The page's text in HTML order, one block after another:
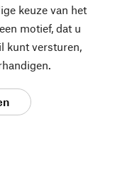
keuze van het
motief, dat u
kunt versturen,